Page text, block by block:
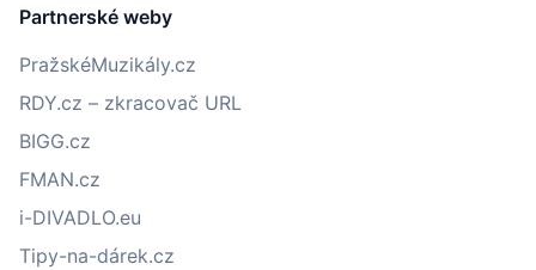
Partnerské weby
PražskéMuzikály.cz
RDY.cz – zkracovač URL
BIGG.cz
FMAN.cz
i-DIVADLO.eu
Tipy-na-dárek.cz